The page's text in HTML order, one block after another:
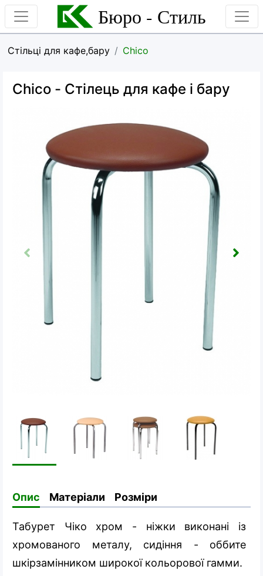
Бюро - Стиль
Стільці для кафе,бару Chico
Chico - Стілець для кафе і бару
Опис Матеріали Розміри
Табурет Чіко хром - ніжки виконані із
хромованого металу, сидіння - оббите
шкірзамінником широкої кольорової гамми.